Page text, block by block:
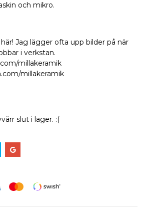
och mikro.
Jag lägger ofta upp bilder på när
i verkstan.
millakeramik
millakeramik
slut i lager. :(